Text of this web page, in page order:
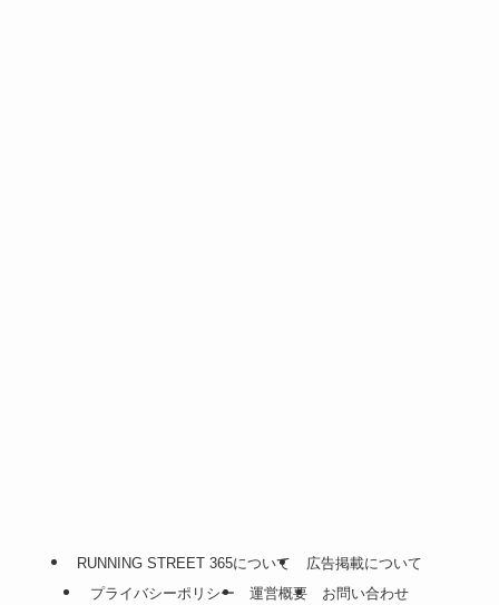
RUNNING STREET 365について
広告掲載について
プライバシーポリシー
運営概要 お問い合わせ